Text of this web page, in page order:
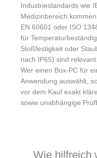
Industriestandards wie
Medizinbereich
EN 60601 oder ISO
für
Stoßfestigkeit oder
nach IP65) sind relevant.
Wer einen Box-PC für
Anwendung auswählt,
vor dem Kauf exakt
sowie unabhängige
Wie hilfreich